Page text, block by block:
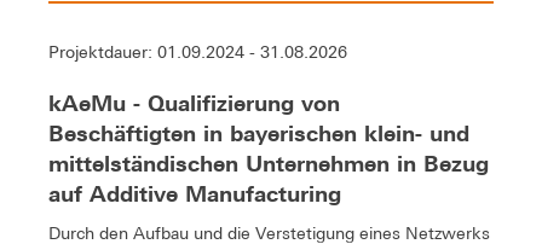
Projektdauer: 01.09.2024 - 31.08.2026
kAeMu - Qualifizierung von
Beschäftigten in bayerischen klein- und
mittelständischen Unternehmen in Bezug
auf Additive Manufacturing
Durch den Aufbau und die Verstetigung eines Netzwerks